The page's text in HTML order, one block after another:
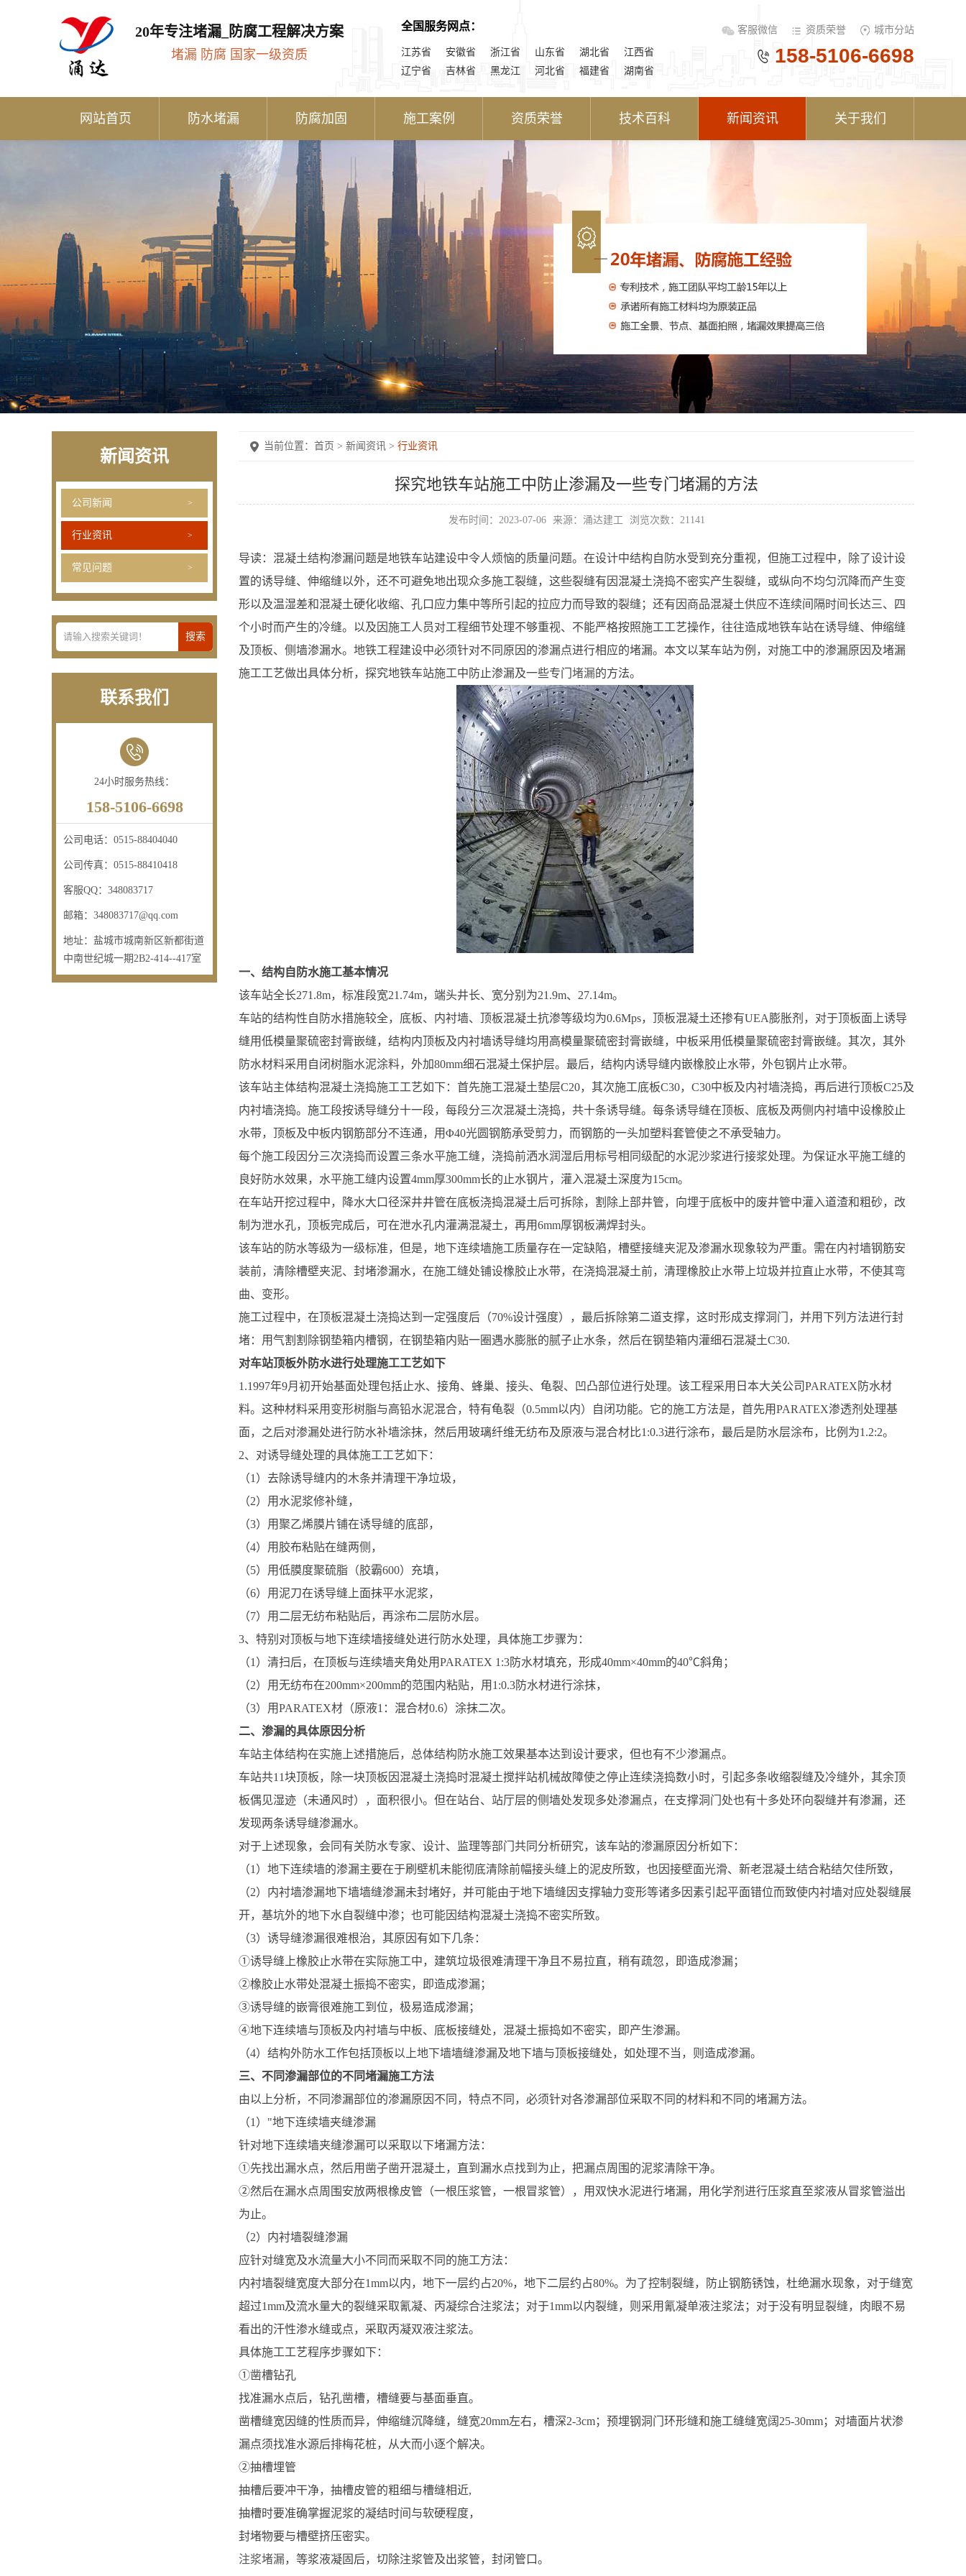
20年专注堵漏_防腐工程解决方案
堵漏 防腐 国家一级资质
全国服务网点：
江苏省 安徽省 浙江省 山东省 湖北省
江西省
辽宁省
吉林省 黑龙江 河北省 福建省 湖南省
客服微信 资质荣誉 城市分站
158-5106-6698
网站首页 防水堵漏 防腐加固 施工案例 资质荣誉 技术百科 新闻资讯 关于我们
新闻资讯
公司新闻
行业资讯
常见问题
联系我们
24小时服务热线：
158-5106-6698
公司电话： 0515-88404040
公司传真： 0515-88410418
客服QQ： 348083717
邮箱： 348083717@qq.com
地址： 盐城市城南新区新都街道
中南世纪城一期2B2-414--417室
当前位置： 首页 > 新闻资讯 > 行业资讯
探究地铁车站施工中防止渗漏及一些专门堵漏的方法
发布时间：2023-07-06 来源：涌达建工 浏览次数：21141
导读：混凝土结构渗漏问题是地铁车站建设中令人烦恼的质量问题。在设计中结构自防水受到充分重视，但施工过程中，除了设计设
置的诱导缝、伸缩缝以外，还不可避免地出现众多施工裂缝，这些裂缝有因混凝土浇捣不密实产生裂缝，或纵向不均匀沉降而产生变
形以及温湿差和混凝土硬化收缩、孔口应力集中等所引起的拉应力而导致的裂缝；还有因商品混凝土供应不连续间隔时间长达三、四
个小时而产生的冷缝。以及因施工人员对工程细节处理不够重视、不能严格按照施工工艺操作，往往造成地铁车站在诱导缝、伸缩缝
及顶板、侧墙渗漏水。地铁工程建设中必须针对不同原因的渗漏点进行相应的堵漏。本文以某车站为例，对施工中的渗漏原因及堵漏
施工工艺做出具体分析，探究地铁车站施工中防止渗漏及一些专门 堵漏的方法。
一、结构自防水施工基本情况
该车站全长271.8m，标准段宽21.74m，端头井长、宽分别为21.9m、27.14m。
车站的结构性自防水措施较全，底板、内衬墙、顶板混凝土抗渗等级均为0.6Mps，顶板混凝土还掺有UEA膨胀剂，对于顶板面上诱导
缝用低模量聚硫密封膏嵌缝，结构内顶板及内衬墙诱导缝均用高模量聚硫密封膏嵌缝，中板采用低模量聚硫密封膏嵌缝。其次，其外
防水材料采用自闭树脂水泥涂料，外加80mm细石混凝土保护层。最后，结构内诱导缝内嵌橡胶止水带，外包钢片止水带。
该车站主体结构混凝土浇捣施工工艺如下：首先施工混凝土垫层C20，其次施工底板C30，C30中板及内衬墙浇捣，再后进行顶板C25及
内衬墙浇捣。施工段按诱导缝分十一段，每段分三次混凝土浇捣，共十条诱导缝。每条诱导缝在顶板、底板及两侧内衬墙中设橡胶止
水带，顶板及中板内钢筋部分不连通，用Φ40光圆钢筋承受剪力，而钢筋的一头加塑料套管使之不承受轴力。
每个施工段因分三次浇捣而设置三条水平施工缝，浇捣前洒水润湿后用标号相同级配的水泥沙浆进行接浆处理。为保证水平施工缝的
良好防水效果，水平施工缝内设置4mm厚300mm长的止水钢片，灌入混凝土深度为15cm。
在车站开挖过程中，降水大口径深井井管在底板浇捣混凝土后可拆除，割除上部井管，向埋于底板中的废井管中灌入道渣和粗砂，改
制为泄水孔，顶板完成后，可在泄水孔内灌满混凝土，再用6mm厚钢板满焊封头。
该车站的防水等级为一级标准，但是，地下连续墙施工质量存在一定缺陷，槽壁接缝夹泥及渗漏水现象较为严重。需在内衬墙钢筋安
装前，清除槽壁夹泥、封堵渗漏水，在施工缝处铺设橡胶止水带，在浇捣混凝土前，清理橡胶止水带上垃圾并拉直止水带，不使其弯
曲、变形。
施工过程中，在顶板混凝土浇捣达到一定强度后（70%设计强度），最后拆除第二道支撑，这时形成支撑洞门，并用下列方法进行封
堵：用气割割除钢垫箱内槽钢，在钢垫箱内贴一圈遇水膨胀的腻子止水条，然后在钢垫箱内灌细石混凝土C30.
对车站顶板外防水进行处理施工工艺如下
1.1997年9月初开始基面处理包括止水、接角、蜂巢、接头、龟裂、凹凸部位进行处理。该工程采用日本大关公司PARATEX防水材
料。这种材料采用变形树脂与高铅水泥混合，特有龟裂（0.5mm以内）自闭功能。它的施工方法是，首先用PARATEX渗透剂处理基
面，之后对渗漏处进行防水补墙涂抹，然后用玻璃纤维无纺布及原液与混合材比1:0.3进行涂布，最后是防水层涂布，比例为1.2:2。
2、对诱导缝处理的具体施工工艺如下：
（1）去除诱导缝内的木条并清理干净垃圾，
（2）用水泥浆修补缝，
（3）用聚乙烯膜片铺在诱导缝的底部，
（4）用胶布粘贴在缝两侧，
（5）用低膜度聚硫脂（胶霸600）充填，
（6）用泥刀在诱导缝上面抹平水泥浆，
（7）用二层无纺布粘贴后，再涂布二层防水层。
3、特别对顶板与地下连续墙接缝处进行防水处理，具体施工步骤为：
（1）清扫后，在顶板与连续墙夹角处用PARATEX 1:3防水材填充，形成40mm×40mm的40℃斜角；
（2）用无纺布在200mm×200mm的范围内粘贴，用1:0.3防水材进行涂抹，
（3）用PARATEX材（原液1：混合材0.6）涂抹二次。
二、渗漏的具体原因分析
车站主体结构在实施上述措施后，总体结构防水施工效果基本达到设计要求，但也有不少渗漏点。
车站共11块顶板，除一块顶板因混凝土浇捣时混凝土搅拌站机械故障使之停止连续浇捣数小时，引起多条收缩裂缝及冷缝外，其余顶
板偶见湿迹（未通风时），面积很小。但在站台、站厅层的侧墙处发现多处渗漏点，在支撑洞门处也有十多处环向裂缝并有渗漏，还
发现两条诱导缝渗漏水。
对于上述现象，会同有关防水专家、设计、监理等部门共同分析研究，该车站的渗漏原因分析如下：
（1）地下连续墙的渗漏主要在于刷壁机未能彻底清除前幅接头缝上的泥皮所致，也因接壁面光滑、新老混凝土结合粘结欠佳所致，
（2）内衬墙渗漏地下墙墙缝渗漏未封堵好，并可能由于地下墙缝因支撑轴力变形等诸多因素引起平面错位而致使内衬墙对应处裂缝展
开，基坑外的地下水自裂缝中渗；也可能因结构混凝土浇捣不密实所致。
（3）诱导缝渗漏很难根治，其原因有如下几条：
①诱导缝上橡胶止水带在实际施工中，建筑垃圾很难清理干净且不易拉直，稍有疏忽，即造成渗漏；
②橡胶止水带处混凝土振捣不密实，即造成渗漏；
③诱导缝的嵌膏很难施工到位，极易造成渗漏；
④地下连续墙与顶板及内衬墙与中板、底板接缝处，混凝土振捣如不密实，即产生渗漏。
（4）结构外防水工作包括顶板以上地下墙墙缝渗漏及地下墙与顶板接缝处，如处理不当，则造成渗漏。
三、不同渗漏部位的不同堵漏施工方法
由以上分析，不同渗漏部位的渗漏原因不同，特点不同，必须针对各渗漏部位采取不同的材料和不同的堵漏方法。
（1）"地下连续墙夹缝渗漏
针对地下连续墙夹缝渗漏可以采取以下堵漏方法：
①先找出漏水点，然后用凿子凿开混凝土，直到漏水点找到为止，把漏点周围的泥浆清除干净。
②然后在漏水点周围安放两根橡皮管（一根压浆管，一根冒浆管），用双快水泥进行堵漏，用化学剂进行压浆直至浆液从冒浆管溢出
为止。
（2）内衬墙裂缝渗漏
应针对缝宽及水流量大小不同而采取不同的施工方法：
内衬墙裂缝宽度大部分在1mm以内，地下一层约占20%，地下二层约占80%。为了控制裂缝，防止钢筋锈蚀，杜绝漏水现象，对于缝宽
超过1mm及流水量大的裂缝采取氰凝、丙凝综合注浆法；对于1mm以内裂缝，则采用氰凝单液注浆法；对于没有明显裂缝，肉眼不易
看出的汗性渗水缝或点，采取丙凝双液注浆法。
具体施工工艺程序步骤如下：
①凿槽钻孔
找准漏水点后，钻孔凿槽，槽缝要与基面垂直。
凿槽缝宽因缝的性质而异，伸缩缝沉降缝，缝宽20mm左右，槽深2-3cm；预埋钢洞门环形缝和施工缝缝宽阔25-30mm；对墙面片状渗
漏点须找准水源后排梅花桩，从大而小逐个解决。
②抽槽埋管
抽槽后要冲干净，抽槽皮管的粗细与槽缝相近,
抽槽时要准确掌握泥浆的凝结时间与软硬程度，
封堵物要与槽壁挤压密实。
注浆堵漏，等浆液凝固后，切除注浆管及出浆管，封闭管口。